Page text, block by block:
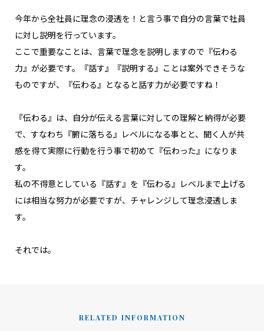
今年から全社員に理念の浸透を！と言う事で自分の言葉で社員
に対し説明を行っています。
ここで重要なことは、言葉で理念を説明しますので『伝わる
力』が必要です。『話す』『説明する』ことは案外できそうな
ものですが、『伝わる』となると話す力が必要ですね！
『伝わる』は、自分が伝える言葉に対しての理解と納得が必要
で、すなわち『腑に落ちる』レベルになる事とと、聞く人が共
感を得て実際に行動を行う事で初めて『伝わった』になりま
す。
私の不得意としている『話す』を『伝わる』レベルまで上げる
には相当な努力が必要ですが、チャレンジして理念浸透しま
す。
それでは。
RELATED INFORMATION